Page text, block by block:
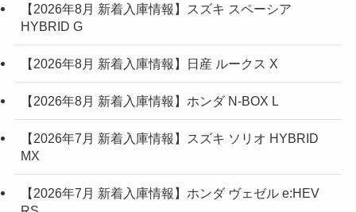
【2026年8月 新着入庫情報】スズキ スペーシア
HYBRID G
【2026年8月 新着入庫情報】日産 ルークス X
【2026年8月 新着入庫情報】ホンダ N-BOX L
【2026年7月 新着入庫情報】スズキ ソリオ HYBRID
MX
【2026年7月 新着入庫情報】ホンダ ヴェゼル e:HEV